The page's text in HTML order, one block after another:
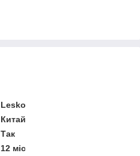
Lesko
Китай
Так
12 міс